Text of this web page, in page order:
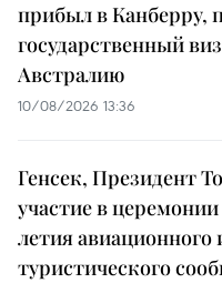
прибыл в Канберру,
государственный
Австралию
10/08/2026 13:36
Генсек, Президент
участие в
летия авиационного
туристического